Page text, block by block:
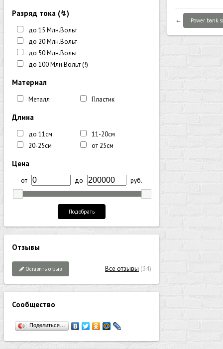
Разряд тока (↯)
до 15 Млн.Вольт
до 20 Млн.Вольт
до 50 Млн.Вольт
до 100 Млн.Вольт (!)
Материал
Металл Пластик
Длина
до 11см
11-20см
20-25см
от 25см
Цена
от до руб.
Подобрать
Отзывы
Оставить отзыв Все отзывы (34)
Сообщество
Поделиться…
← Power bank